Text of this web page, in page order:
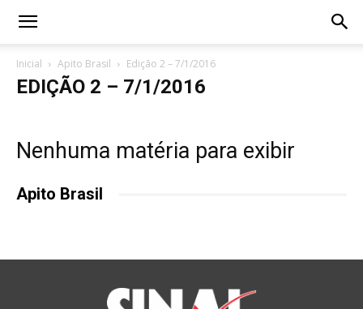
Inicial Apito Brasil Edição 2 – 7/1/2016
EDIÇÃO 2 – 7/1/2016
Nenhuma matéria para exibir
Apito Brasil